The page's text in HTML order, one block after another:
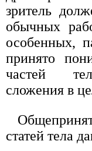
зритель
обычных
особенных,
принято
частей
сложения в
статей тела